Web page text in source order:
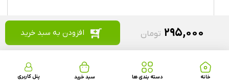
۲۹۵,۰۰۰ تومان افزودن به سبد خرید
کلیه حقوق این وب سایت محفوظ می باشد
خانه دسته بندی ها سبد خرید پنل کاربری